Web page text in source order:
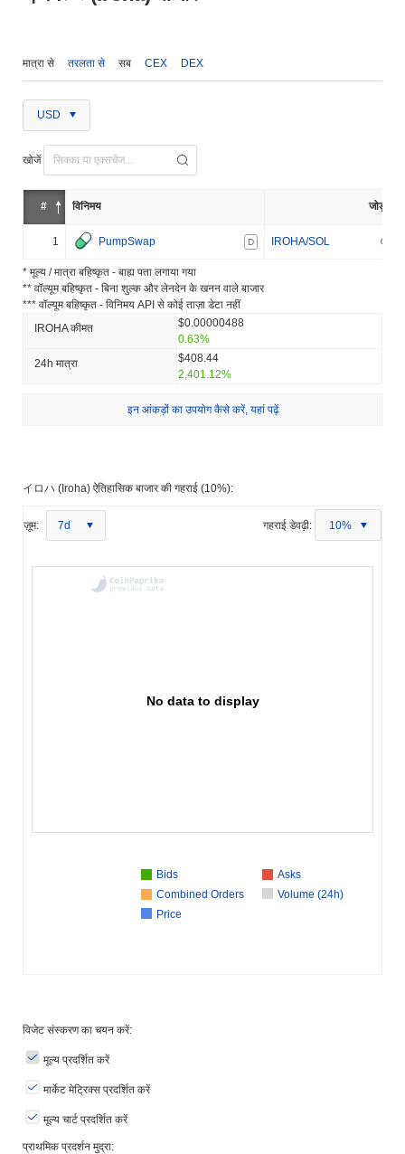
मात्रा से तरलता से सब CEX DEX
USD
खोजें
# विनिमय जोड़ा
1 PumpSwap D IROHA/SOL
* मूल्य / मात्रा बहिष्कृत - बाह्य पता लगाया गया
** वॉल्यूम बहिष्कृत - बिना शुल्क और लेनदेन के खनन वाले बाजार
*** वॉल्यूम बहिष्कृत - विनिमय API से कोई ताज़ा डेटा नहीं
IROHA कीमत
$0.00000488
0.63%
24h मात्रा
$408.44
2,401.12%
इन आंकड़ों का उपयोग कैसे करें, यहां पढ़ें
イロハ (Iroha) ऐतिहासिक बाजार की गहराई (10%):
ज़ूम: 7d गहराई डेवढ़ी: 10%
No data to display
Bids
Asks
Combined Orders
Volume (24h)
Price
विजेट संस्करण का चयन करें:
मूल्य प्रदर्शित करें
मार्केट मेट्रिक्स प्रदर्शित करें
मूल्य चार्ट प्रदर्शित करें
प्राथमिक प्रदर्शन मुद्रा: